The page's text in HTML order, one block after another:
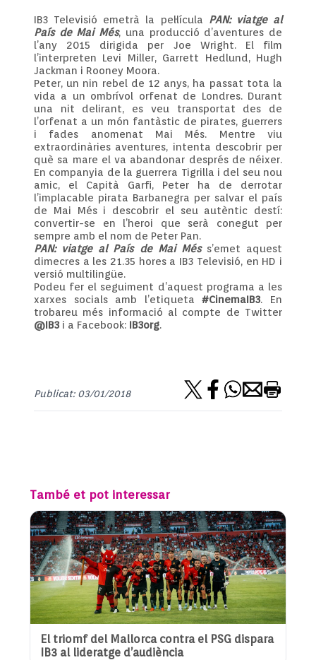
IB3 Televisió emetrà la pel·lícula PAN: viatge al
País de Mai Més, una producció d’aventures de
l’any 2015 dirigida per Joe Wright. El film
l’interpreten Levi Miller, Garrett Hedlund, Hugh
Jackman i Rooney Moora.
Peter, un nin rebel de 12 anys, ha passat tota la
vida a un ombrívol orfenat de Londres. Durant
una nit delirant, es veu transportat des de
l’orfenat a un món fantàstic de pirates, guerrers
i fades anomenat Mai Més. Mentre viu
extraordinàries aventures, intenta descobrir per
què sa mare el va abandonar després de néixer.
En companyia de la guerrera Tigrilla i del seu nou
amic, el Capità Garfi, Peter ha de derrotar
l’implacable pirata Barbanegra per salvar el país
de Mai Més i descobrir el seu autèntic destí:
convertir-se en l’heroi que serà conegut per
sempre amb el nom de Peter Pan.
PAN: viatge al País de Mai Méss’emet aquest
dimecres a les 21.35 hores a IB3 Televisió, en HD i
versió multilingüe.
Podeu fer el seguiment d’aquest programa a les
xarxes socials amb l’etiqueta#CinemaIB3. En
trobareu més informació al compte de Twitter
@IB3 i a Facebook: IB3org.
Publicat: 03/01/2018
També et pot interessar
El triomf del Mallorca contra el PSG dispara
IB3 al lideratge d’audiència